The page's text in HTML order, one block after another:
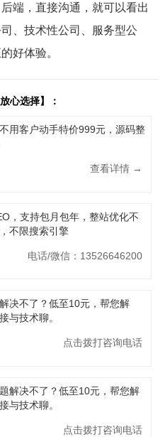
端，直接沟通，就可以看出
、技术性公司、服务型公
好体验。
心选择】：
用客户动手特价999元，源码整
查看详情 →
，支持包月包年，整站优化不
不限搜索引擎
电话/微信：13526646200
决不了？低至10元，帮您解
与技术聊。
点击拨打咨询电话
解决不了？低至10元，帮您解
与技术聊。
点击拨打咨询电话